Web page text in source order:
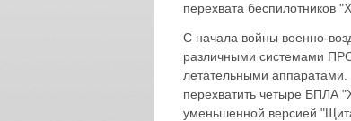
перехвата беспилотников
С начала войны военно-
различными системами
летательными
перехватить четыре БПЛА
уменьшенной версией